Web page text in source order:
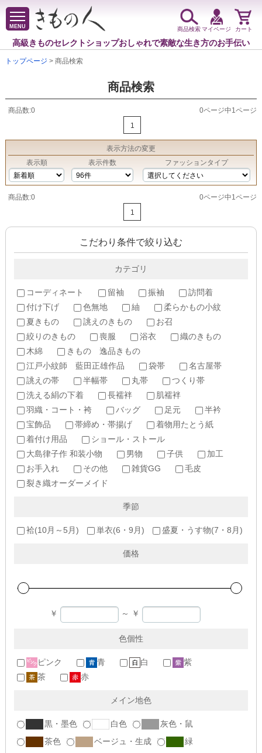
MENU
高級きものセレクトショップおしゃれで素敵な生き方のお手伝い
商品検索マイページ カート
トップページ > 商品検索
商品検索
商品数:0
0ページ中1ページ
1
表示方法の変更
表示順
表示件数 ファッションタイプ
商品数:0
0ページ中1ページ
1
こだわり条件で絞り込む
カテゴリ
コーディネート 留袖 振袖
訪問着
付け下げ
色無地 紬
柔らかもの小紋
夏きもの
誂えのきもの
お召
絞りのきもの
喪服 浴衣
織のきもの
木綿
きもの 逸品きもの
江戸小紋師 藍田正雄作品
袋帯
名古屋帯
誂えの帯
半幅帯 丸帯
つくり帯
洗える絹の下着
長襦袢
肌襦袢
羽織・コート・袴
バッグ 足元
半衿
宝飾品
帯締め・帯揚げ
着物用たとう紙
着付け用品
ショール・ストール
大島律子作 和装小物
男物 子供
加工
お手入れ
その他 雑貨GG
毛皮
裂き織オーダーメイド
季節
袷(10月～5月) 単衣(6・9月) 盛夏・うす物(7・8月)
価格
￥ ～ ￥
色個性
ピンク 青 白
紫
茶
赤
メイン地色
黒・墨色 白色
灰色・鼠
茶色
ベージュ・生成
緑